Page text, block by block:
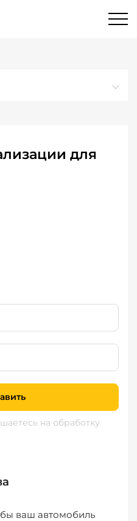
для
на обработку
ваш автомобиль